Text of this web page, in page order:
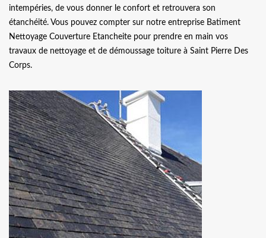
intempéries, de vous donner le confort et retrouvera son
étanchéité. Vous pouvez compter sur notre entreprise Batiment
Nettoyage Couverture Etancheite pour prendre en main vos
travaux de nettoyage et de démoussage toiture à Saint Pierre Des
Corps.